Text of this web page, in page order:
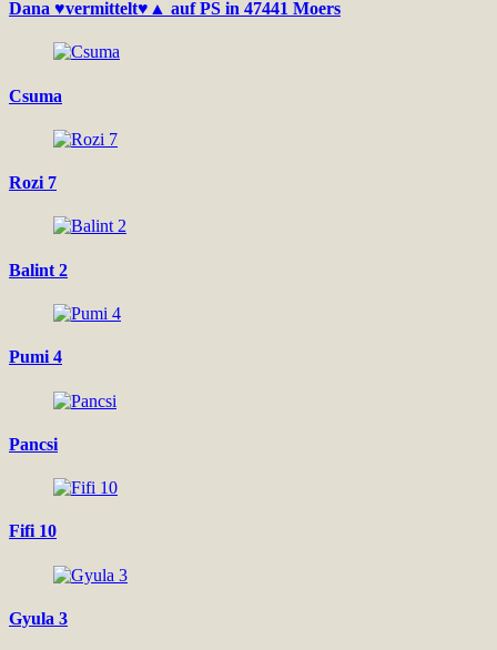
Dana ♥vermittelt♥▲ auf PS in 47441 Moers
Csuma
Rozi 7
Balint 2
Pumi 4
Pancsi
Fifi 10
Gyula 3